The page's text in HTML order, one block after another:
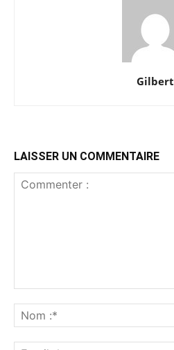
Gilbert
LAISSER UN COMMENTAIRE